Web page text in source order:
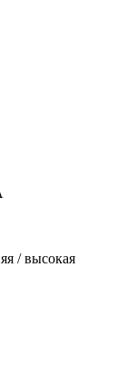
/ высокая